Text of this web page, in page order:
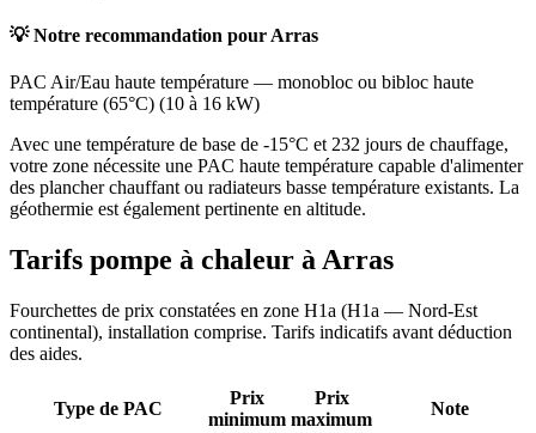
💡 Notre recommandation pour Arras
PAC Air/Eau haute température — monobloc ou bibloc haute
température (65°C) (10 à 16 kW)
Avec une température de base de -15°C et 232 jours de chauffage,
votre zone nécessite une PAC haute température capable d'alimenter
des plancher chauffant ou radiateurs basse température existants. La
géothermie est également pertinente en altitude.
Tarifs pompe à chaleur à Arras
Fourchettes de prix constatées en zone H1a (H1a — Nord-Est
continental), installation comprise. Tarifs indicatifs avant déduction
des aides.
Type de PAC
Prix
minimum
Prix
maximum
Note